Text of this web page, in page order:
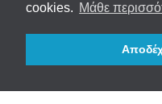
cookies. Μάθε